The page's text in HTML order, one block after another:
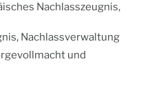
Nachlasszeugnis,
Nachlassverwaltung
und